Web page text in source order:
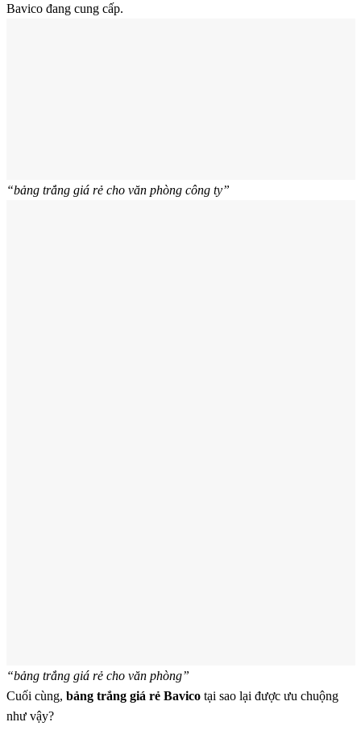
Bavico đang cung cấp.
“bảng trắng giá rẻ cho văn phòng công ty”
“bảng trắng giá rẻ cho văn phòng”
Cuối cùng, bảng trắng giá rẻ Bavicotại sao lại được ưu chuộng
như vậy?